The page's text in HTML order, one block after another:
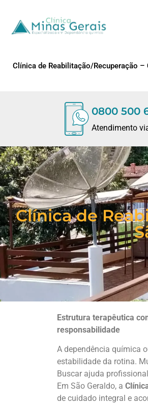
Clínica de Reabilitação/Recuperação –
0800 500
Atendimento
Clínica de
Estrutura terapêutica
responsabilidade
A dependência química
estabilidade da rotina.
Buscar ajuda
Em São Geraldo, a
de cuidado integral e